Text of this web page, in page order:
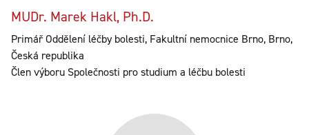
MUDr. Marek Hakl, Ph.D.
Primář Oddělení léčby bolesti, Fakultní nemocnice Brno, Brno,
Česká republika
Člen výboru Společnosti pro studium a léčbu bolesti